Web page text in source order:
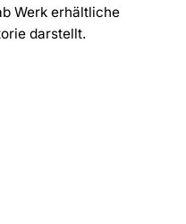
Werk erhältliche
darstellt.